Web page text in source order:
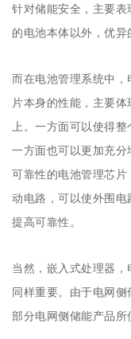
针对储能安全，主要
的电池本体以外，优异
而在电池管理系统中
片本身的性能，主要
上。一方面可以使得
一方面也可以更加充
可靠性的电池管理芯
动电路，可以使外围
提高可靠性。
当然，嵌入式处理器
同样重要。由于电网
部分电网侧储能产品所